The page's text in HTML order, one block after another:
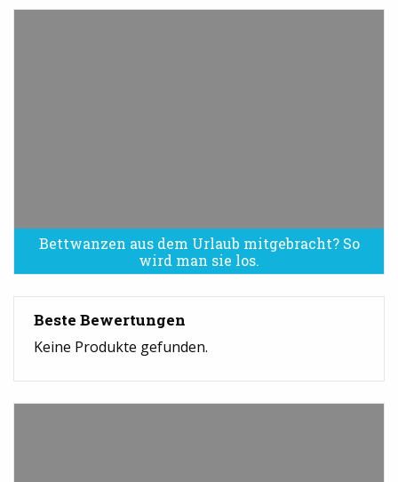
Bettwanzen aus dem Urlaub mitgebracht? So
wird man sie los.
Bettwanzen sind eine Plage
Beste Bewertungen
Keine Produkte gefunden.